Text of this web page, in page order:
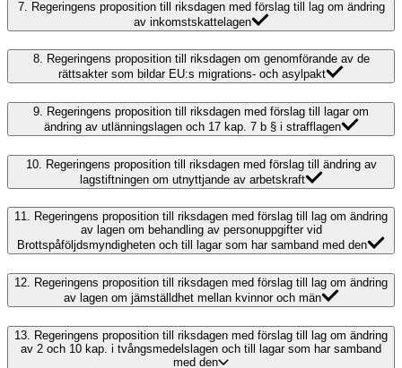
7. Regeringens proposition till riksdagen med förslag till lag om ändring
av inkomstskattelagen
8. Regeringens proposition till riksdagen om genomförande av de
rättsakter som bildar EU:s migrations- och asylpakt
9. Regeringens proposition till riksdagen med förslag till lagar om
ändring av utlänningslagen och 17 kap. 7 b § i strafflagen
10.
Regeringens proposition till riksdagen med förslag till ändring av
lagstiftningen om utnyttjande av arbetskraft
11. Regeringens proposition till riksdagen med förslag till lag om ändring
av lagen om behandling av personuppgifter vid
Brottspåföljdsmyndigheten och till lagar som har samband med den
12. Regeringens proposition till riksdagen med förslag till lag om ändring
av lagen om jämställdhet mellan kvinnor och män
13.
Regeringens proposition till riksdagen med förslag till lag om ändring
av 2 och 10 kap. i tvångsmedelslagen och till lagar som har samband
med den